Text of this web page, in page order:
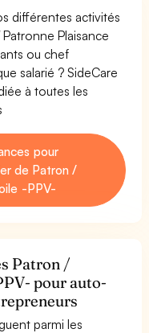
différentes activités
Plaisance
ou chef
salarié ? SideCare
à toutes les
pour
de Patron /
-PPV-
Patron /
pour auto-
parmi les